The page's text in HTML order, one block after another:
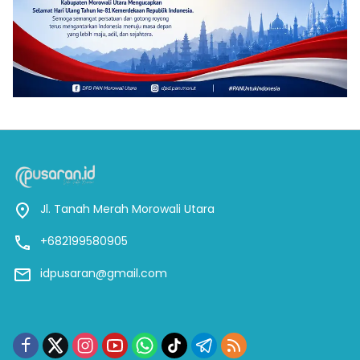
Jl. Tanah Merah Morowali Utara
+682199580905
idpusaran@gmail.com